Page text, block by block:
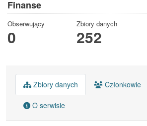
Finanse
Obserwujący
0
Zbiory danych
252
Zbiory danych Członkowie
O serwisie